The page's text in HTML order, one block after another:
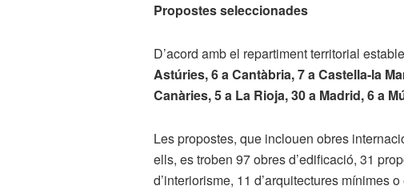
Propostes seleccionades
D’acord amb el repartiment territorial
Astúries, 6 a Cantàbria, 7 a Castella-la
Canàries, 5 a La Rioja, 30 a Madrid, 6 a
Les propostes, que inclouen obres
ells, es troben 97 obres d’edificació, 31
d’interiorisme, 11 d’arquitectures mínimes